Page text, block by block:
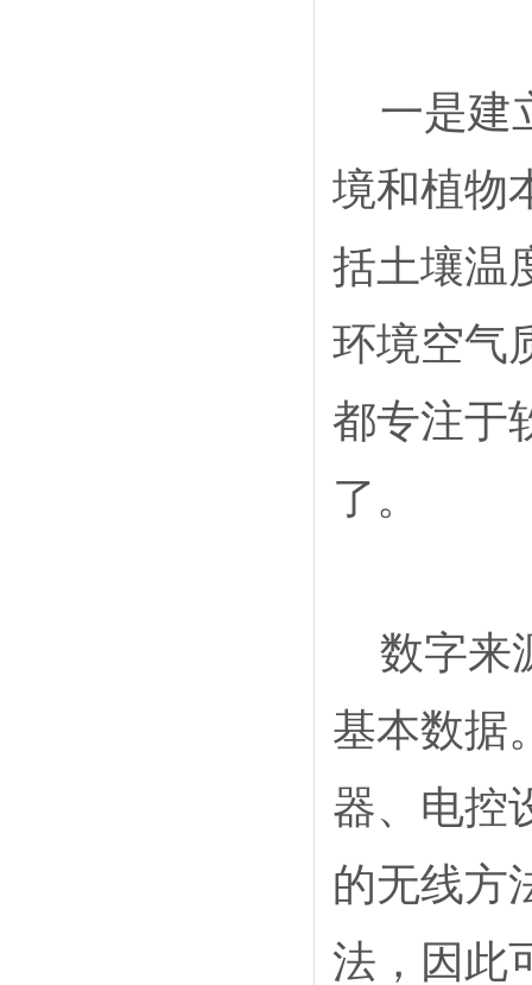
一是建
境和植物
括土壤温
环境空气
都专注于
了。
数字来
基本数据
器、电控
的无线方
法，因此